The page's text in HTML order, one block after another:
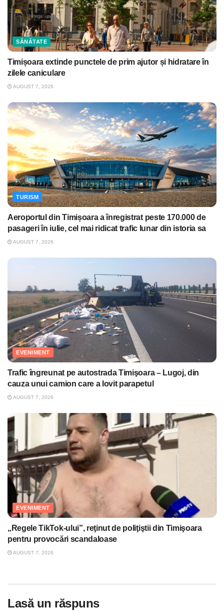
SĂNĂTATE
Timișoara extinde punctele de prim ajutor și hidratare în
zilele caniculare
AUGUST 7, 2026
TURISM
Aeroportul din Timișoara a înregistrat peste 170.000 de
pasageri în iulie, cel mai ridicat trafic lunar din istoria sa
AUGUST 7, 2026
EVENIMENT
Trafic îngreunat pe autostrada Timişoara – Lugoj, din
cauza unui camion care a lovit parapetul
AUGUST 7, 2026
EVENIMENT
„Regele TikTok-ului”, reţinut de poliţiştii din Timişoara
pentru provocări scandaloase
AUGUST 7, 2026
Lasă un răspuns